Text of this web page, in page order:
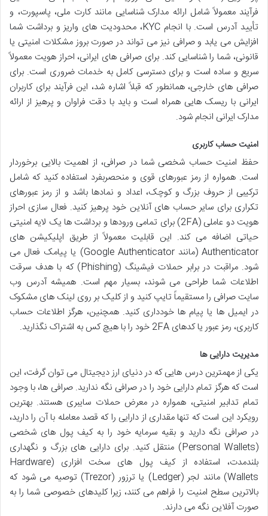
فرآیند معمولاً شامل ارائه مدارک شناسایی مانند کارت ملی، پاسپورت، و
تأیید آدرس است. با انجام KYC، محدودیت های واریز و برداشت شما
افزایش می یابد و صرافی نیز می تواند در صورت بروز مشکلات امنیتی یا
قانونی، شما را شناسایی کند. برای صرافی های ایرانی، احراز هویت معمولاً
سریع و ساده است و برای دسترسی کامل به خدمات ضروری است. برای
صرافی های خارجی، همانطور که قبلاً اشاره شد، این فرآیند برای کاربران
ایرانی با ریسک هایی همراه است و باید با دقت فراوان و پرهیز از ارائه
مدارک ایرانی انجام شود.
امنیت حساب کاربری
حفظ امنیت حساب شخصی شما در صرافی، از اهمیت بالایی برخوردار
است. همواره از رمز عبورهای قوی و منحصربفرد استفاده کنید که شامل
ترکیبی از حروف بزرگ و کوچک، اعداد و نمادها باشد و از رمز عبورهای
تکراری برای سایر حساب های آنلاین خود پرهیز کنید. فعال سازی احراز
هویت دو عاملی (2FA) برای تمامی ورودها و برداشت ها یک لایه امنیتی
حیاتی اضافه می کند. این قابلیت معمولاً از طریق اپلیکیشن های
Authenticator (مانند Google Authenticator) یا پیامک فعال می
شود. مراقبت در برابر حملات فیشینگ (Phishing) که با هدف سرقت
اطلاعات شما طراحی می شوند، بسیار مهم است. همیشه آدرس وب
سایت صرافی را مستقیماً تایپ کنید و از کلیک بر روی لینک های مشکوک
در ایمیل ها یا پیام ها خودداری کنید. همچنین، هرگز اطلاعات حساب
کاربری، رمز عبور یا کدهای 2FA خود را با هیچ کس به اشتراک نگذارید.
مدیریت دارایی ها
یکی از مهمترین درس هایی که در دنیای ارز دیجیتال می توان گرفت، این
است که هرگز تمام دارایی خود را در صرافی نگه ندارید. صرافی ها، با وجود
تمام تدابیر امنیتی، همواره در معرض حملات سایبری هستند. بهترین
رویکرد این است که تنها مقداری از دارایی را که قصد معامله با آن را دارید،
در صرافی نگه دارید و بقیه سرمایه خود را به کیف پول های شخصی
(Personal Wallets) منتقل کنید. برای دارایی های بزرگ و نگهداری
بلندمدت، استفاده از کیف پول های سخت افزاری (Hardware
Wallets) مانند لجر (Ledger) یا ترزور (Trezor) توصیه می شود که
بالاترین سطح امنیت را فراهم می کنند، زیرا کلیدهای خصوصی شما را به
صورت آفلاین نگه می دارند.